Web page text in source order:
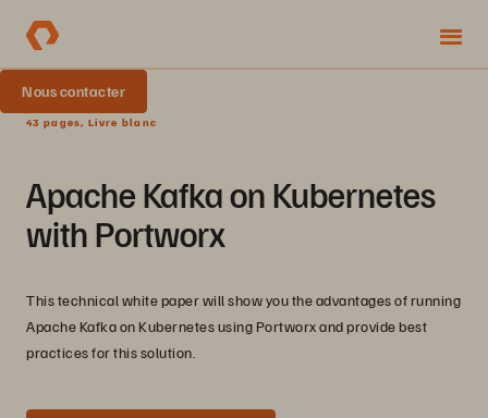
Nous contacter
43 pages, Livre blanc
Apache Kafka on Kubernetes
with Portworx
This technical white paper will show you the advantages of running
Apache Kafka on Kubernetes using Portworx and provide best
practices for this solution.